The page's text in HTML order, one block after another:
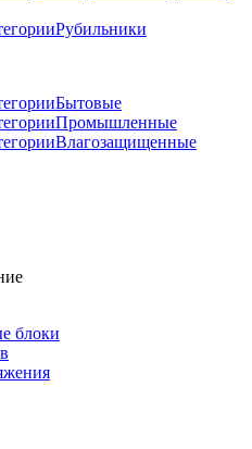
Рубильники
Бытовые
Промышленные
Влагозащищенные
блоки